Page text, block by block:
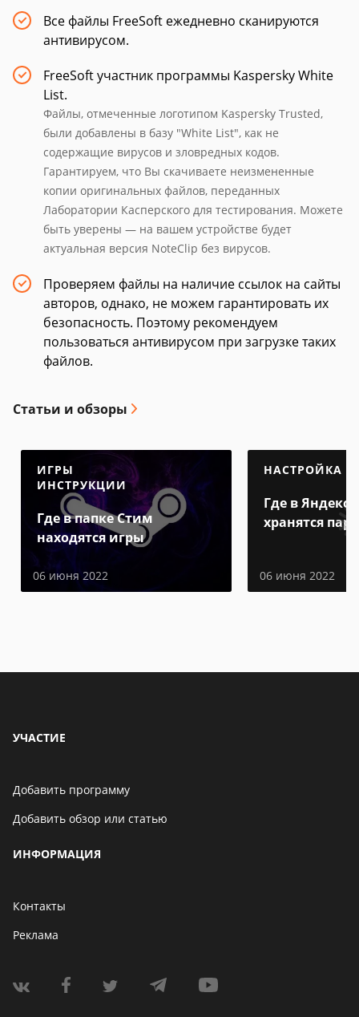
Все файлы FreeSoft ежедневно сканируются
антивирусом.
FreeSoft участник программы Kaspersky White
List.
Файлы, отмеченные логотипом Kaspersky Trusted,
были добавлены в базу "White List", как не
содержащие вирусов и зловредных кодов.
Гарантируем, что Вы скачиваете неизмененные
копии оригинальных файлов, переданных
Лаборатории Касперского для тестирования. Можете
быть уверены — на вашем устройстве будет
актуальная версия NoteClip без вирусов.
Проверяем файлы на наличие ссылок на сайты
авторов, однако, не можем гарантировать их
безопасность. Поэтому рекомендуем
пользоваться антивирусом при загрузке таких
файлов.
Статьи и обзоры
ИГРЫ
ИНСТРУКЦИИ
Где в папке Стим
находятся игры
06 июня 2022
НАСТРОЙКА
Где в Яндекс
хранятся
06 июня 2022
УЧАСТИЕ
Добавить программу
Добавить обзор или статью
ИНФОРМАЦИЯ
Контакты
Реклама